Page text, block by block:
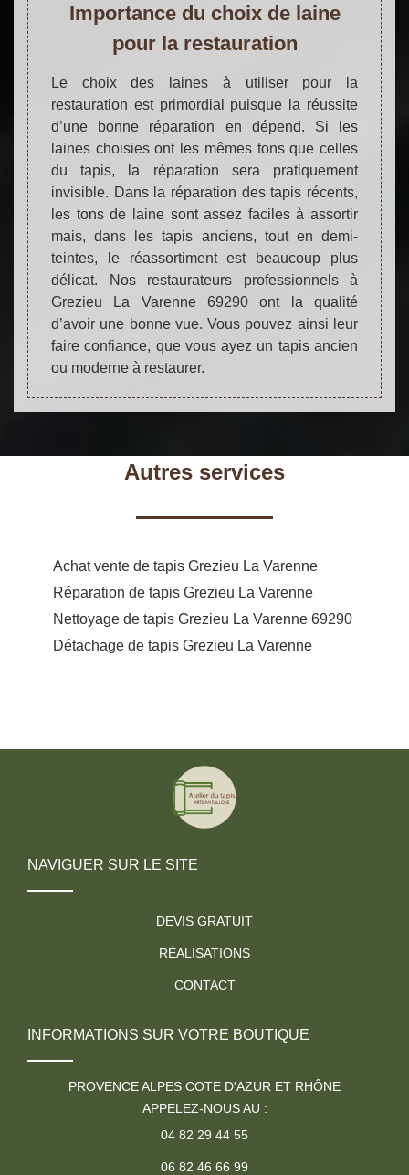
Importance du choix de laine
pour la restauration
Le choix des laines à utiliser pour la
restauration est primordial puisque la réussite
d’une bonne réparation en dépend. Si les
laines choisies ont les mêmes tons que celles
du tapis, la réparation sera pratiquement
invisible. Dans la réparation des tapis récents,
les tons de laine sont assez faciles à assortir
mais, dans les tapis anciens, tout en demi-
teintes, le réassortiment est beaucoup plus
délicat. Nos restaurateurs professionnels à
Grezieu La Varenne 69290 ont la qualité
d’avoir une bonne vue. Vous pouvez ainsi leur
faire confiance, que vous ayez un tapis ancien
ou moderne à restaurer.
Autres services
Achat vente de tapis Grezieu La Varenne
Réparation de tapis Grezieu La Varenne
Nettoyage de tapis Grezieu La Varenne 69290
Détachage de tapis Grezieu La Varenne
NAVIGUER SUR LE SITE
DEVIS GRATUIT
RÉALISATIONS
CONTACT
INFORMATIONS SUR VOTRE BOUTIQUE
PROVENCE ALPES COTE D'AZUR ET RHÔNE
APPELEZ-NOUS AU :
04 82 29 44 55
06 82 46 66 99